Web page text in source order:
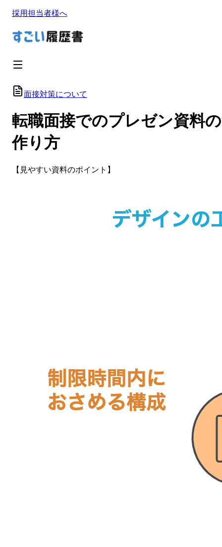
採用担当者様へ
面接対策について
転職面接でのプレゼン資料の
作り方
【見やすい資料のポイント】